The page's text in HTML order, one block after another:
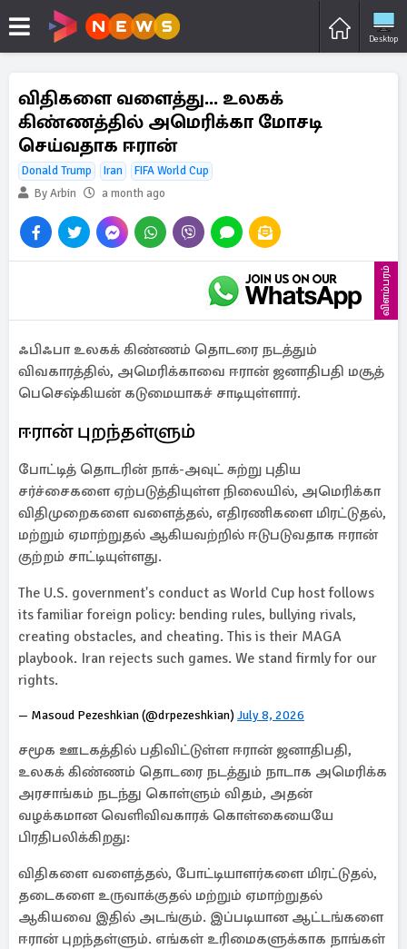
Desktop
விதிகளை வளைத்து... உலகக்
கிண்ணத்தில் அமெரிக்கா மோசடி
செய்வதாக ஈரான்
Donald Trump Iran
FIFA World Cup
By Arbin
a month ago
விளம்பரம்
ஃபிஃபா உலகக் கிண்ணம் தொடரை நடத்தும்
விவகாரத்தில், அமெரிக்காவை ஈரான் ஜனாதிபதி மசூத்
பெசெஷ்கியன் கடுமையாகச் சாடியுள்ளார்.
ஈரான் புறந்தள்ளும்
போட்டித் தொடரின் நாக்-அவுட் சுற்று புதிய
சர்ச்சைகளை ஏற்படுத்தியுள்ள நிலையில், அமெரிக்கா
விதிமுறைகளை வளைத்தல், எதிரணிகளை மிரட்டுதல்,
மற்றும் ஏமாற்றுதல் ஆகியவற்றில் ஈடுபடுவதாக ஈரான்
குற்றம் சாட்டியுள்ளது.
The U.S. government's conduct as World Cup host follows
its familiar foreign policy: bending rules, bullying rivals,
creating obstacles, and cheating. This is their MAGA
playbook. Iran rejects such games. We stand firmly for our
rights.
— Masoud Pezeshkian (@drpezeshkian) July 8, 2026
சமூக ஊடகத்தில் பதிவிட்டுள்ள ஈரான் ஜனாதிபதி,
உலகக் கிண்ணம் தொடரை நடத்தும் நாடாக அமெரிக்க
அரசாங்கம் நடந்து கொள்ளும் விதம், அதன்
வழக்கமான வெளிவிவகாரக் கொள்கையையே
பிரதிபலிக்கிறது:
விதிகளை வளைத்தல், போட்டியாளர்களை மிரட்டுதல்,
தடைகளை உருவாக்குதல் மற்றும் ஏமாற்றுதல்
ஆகியவை இதில் அடங்கும். இப்படியான ஆட்டங்களை
ஈரான் புறந்தள்ளும். எங்கள் உரிமைகளுக்காக நாங்கள்